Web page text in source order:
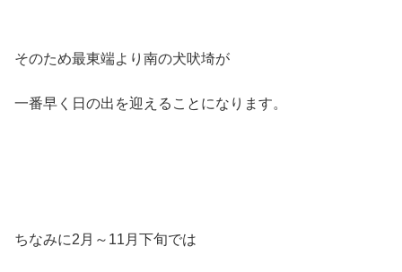
そのため最東端より南の犬吠埼が
一番早く日の出を迎えることになります。
ちなみに2月～11月下旬では